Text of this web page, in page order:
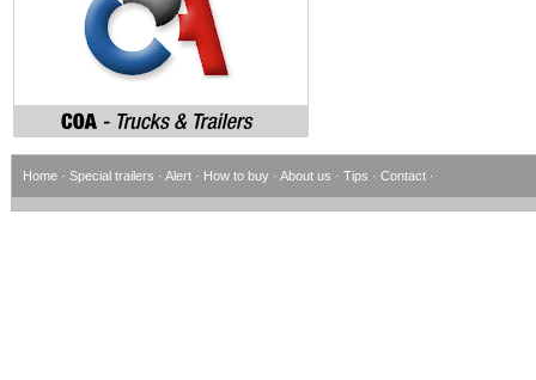
Home · Special trailers · Alert · How to buy · About us · Tips · Contact ·